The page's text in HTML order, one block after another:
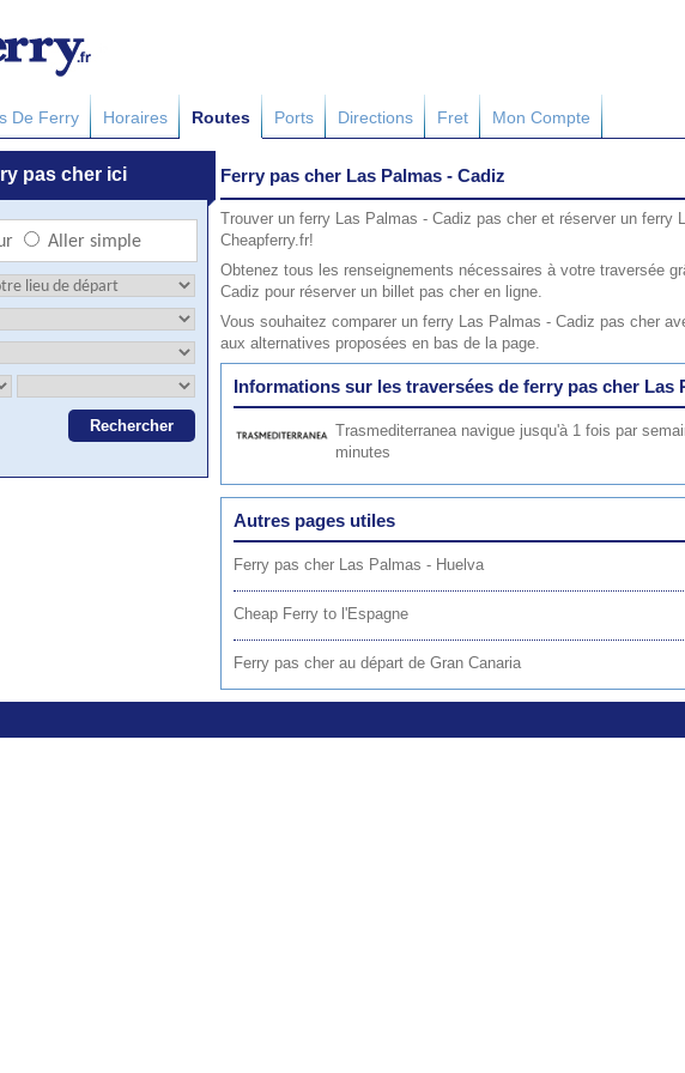
De Ferry Horaires Routes Ports Directions Fret Mon Compte
Ferry pas cher Las Palmas - Cadiz
Trouver un ferry Las Palmas - Cadiz pas cher et réserver un ferry
Cheapferry.fr!
Obtenez tous les renseignements nécessaires à votre traversée
Cadiz pour réserver un billet pas cher en ligne.
Vous souhaitez comparer un ferry Las Palmas - Cadiz pas cher
aux alternatives proposées en bas de la page.
Informations sur les traversées de ferry pas cher Las
Trasmediterraneanavigue jusqu'à 1 fois par
minutes
Autres pages utiles
Ferry pas cher Las Palmas - Huelva
Cheap Ferry to l'Espagne
Ferry pas cher au départ de Gran Canaria